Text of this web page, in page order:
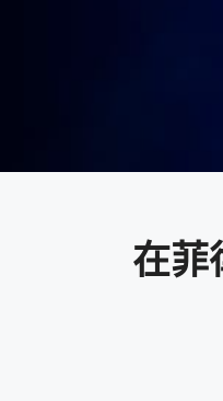
在菲